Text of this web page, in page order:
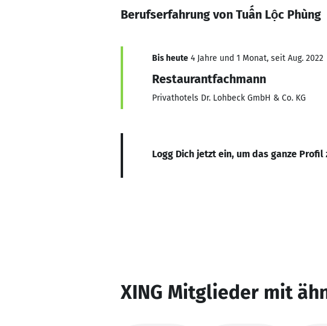
Berufserfahrung von Tuấn Lộc Phùng
Bis heute 4 Jahre und 1 Monat, seit Aug. 2022
Restaurantfachmann
Privathotels Dr. Lohbeck GmbH & Co. KG
Logg Dich jetzt ein, um das ganze Profil
XING Mitglieder mit